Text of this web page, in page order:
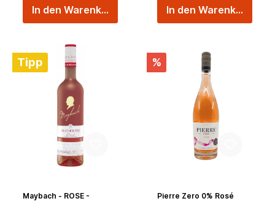
In den Warenkorb In den Warenkorb
Tipp
Maybach - ROSE -
%
Pierre Zero 0% Rosé